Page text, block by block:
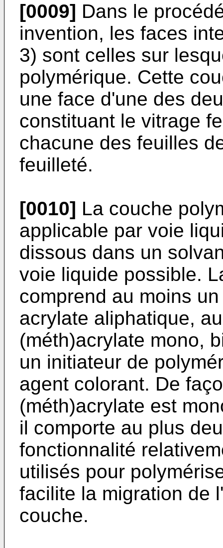
[0009] Dans le
invention, les faces
3) sont celles sur
polymérique. Cette
une face d'une des
constituant le vitrage
chacune des feuilles
feuilleté.
[0010] La couche
applicable par voie
dissous dans un
voie liquide possible.
comprend au moins
acrylate aliphatique,
(méth)acrylate mono,
un initiateur de
agent colorant. De
(méth)acrylate est
il comporte au plus
fonctionnalité
utilisés pour
facilite la migration de
couche.